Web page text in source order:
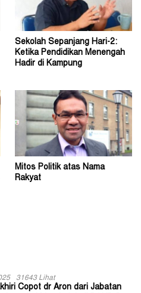
Sekolah Sepanjang Hari-2:
Ketika Pendidikan Menengah
Hadir di Kampung
Mitos Politik atas Nama
Rakyat
31643 Lihat
Copot dr Aron dari Jabatan